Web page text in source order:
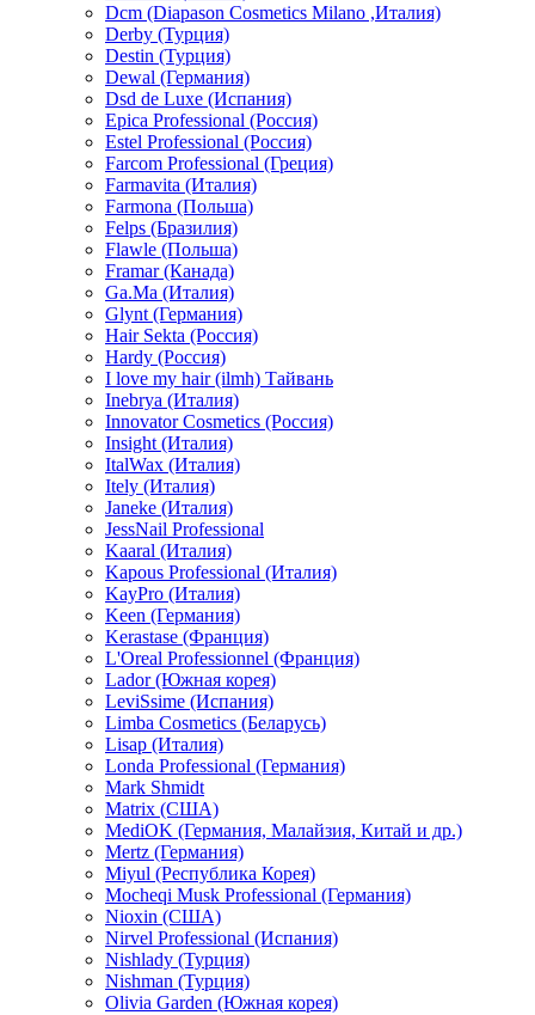
Dcm (Diapason Cosmetics Milano ,Италия)
Derby (Турция)
Destin (Турция)
Dewal (Германия)
Dsd de Luxe (Испания)
Epica Professional (Россия)
Estel Professional (Россия)
Farcom Professional (Греция)
Farmavita (Италия)
Farmona (Польша)
Felps (Бразилия)
Flawle (Польша)
Framar (Канада)
Ga.Ma (Италия)
Glynt (Германия)
Hair Sekta (Россия)
Hardy (Россия)
I love my hair (ilmh) Тайвань
Inebrya (Италия)
Innovator Cosmetics (Россия)
Insight (Италия)
ItalWax (Италия)
Itely (Италия)
Janeke (Италия)
JessNail Professional
Kaaral (Италия)
Kapous Professional (Италия)
KayPro (Италия)
Keen (Германия)
Kerastase (Франция)
L'Oreal Professionnel (Франция)
Lador (Южная корея)
LeviSsime (Испания)
Limba Cosmetics (Беларусь)
Lisap (Италия)
Londa Professional (Германия)
Mark Shmidt
Matrix (США)
MediOK (Германия, Малайзия, Китай и др.)
Mertz (Германия)
Miyul (Республика Корея)
Mocheqi Musk Professional (Германия)
Nioxin (США)
Nirvel Professional (Испания)
Nishlady (Турция)
Nishman (Турция)
Olivia Garden (Южная корея)